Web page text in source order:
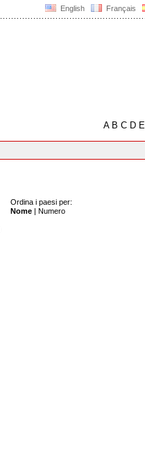
English Français
AB C D E
Ordina i paesi per:
Nome | Numero